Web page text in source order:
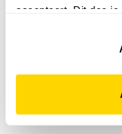
accepteert. Dit doe je
website niet optimaal